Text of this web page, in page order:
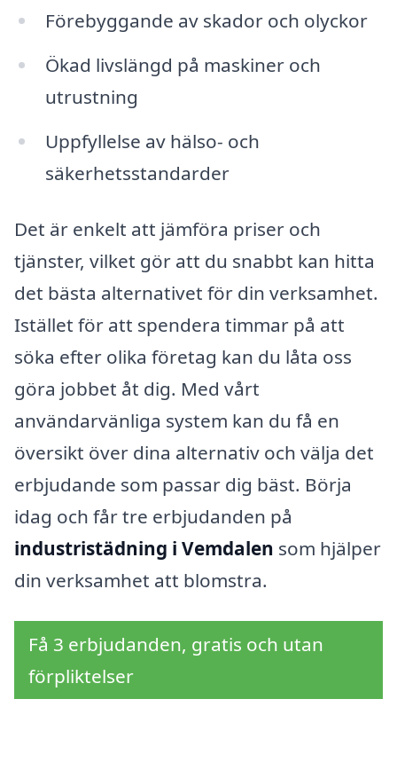
Förebyggande av skador och olyckor
Ökad livslängd på maskiner och
utrustning
Uppfyllelse av hälso- och
säkerhetsstandarder
Det är enkelt att jämföra priser och
tjänster, vilket gör att du snabbt kan hitta
det bästa alternativet för din verksamhet.
Istället för att spendera timmar på att
söka efter olika företag kan du låta oss
göra jobbet åt dig. Med vårt
användarvänliga system kan du få en
översikt över dina alternativ och välja det
erbjudande som passar dig bäst. Börja
idag och får tre erbjudanden på
industristädning i Vemdalen som hjälper
din verksamhet att blomstra.
Få 3 erbjudanden, gratis och utan
förpliktelser